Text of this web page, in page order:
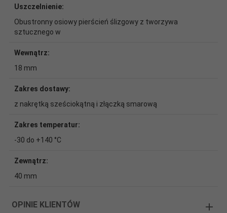
Uszczelnienie:
Obustronny osiowy pierścień ślizgowy z tworzywa
sztucznego w
Wewnątrz:
18 mm
Zakres dostawy:
z nakrętką sześciokątną i złączką smarową
Zakres temperatur:
-30 do +140 °C
Zewnątrz:
40 mm
OPINIE KLIENTÓW